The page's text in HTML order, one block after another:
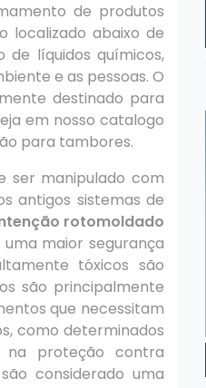
de produtos
localizado abaixo de
líquidos químicos,
e as pessoas. O
destinado para
em nosso catalogo
para tambores.
ser manipulado com
antigos sistemas de
rotomoldado
maior segurança
tóxicos são
são principalmente
que necessitam
como determinados
na proteção contra
considerado uma